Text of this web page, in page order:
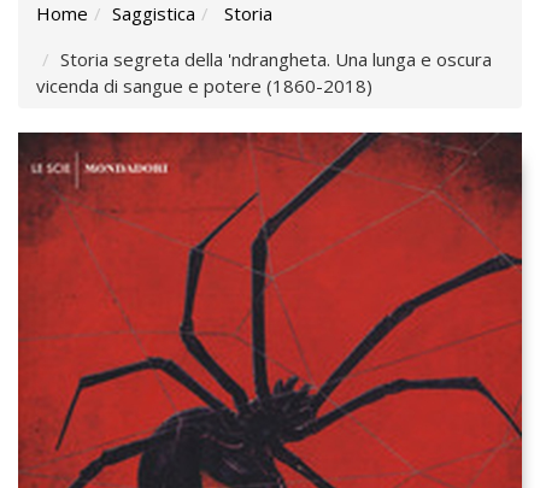
Home Saggistica
Storia
Storia segreta della 'ndrangheta. Una lunga e oscura
vicenda di sangue e potere (1860-2018)